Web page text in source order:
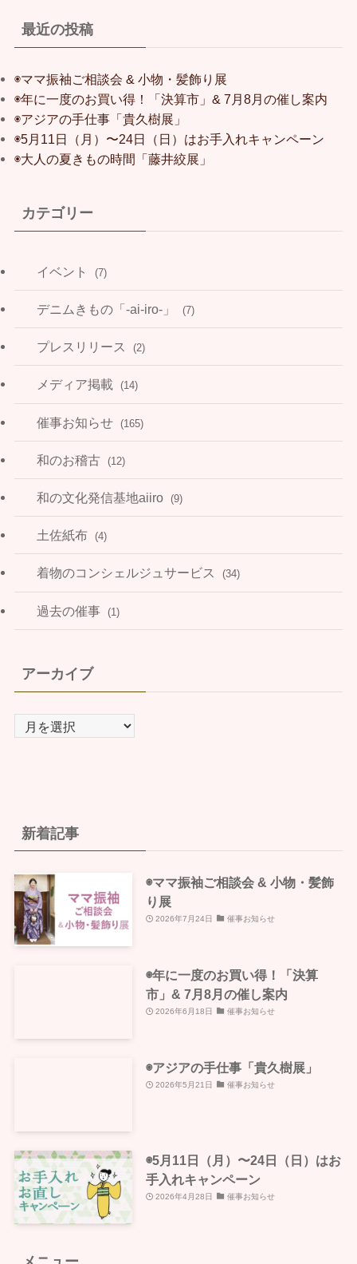
最近の投稿
◉ママ振袖ご相談会 & 小物・髪飾り展
◉年に一度のお買い得！「決算市」& 7月8月の催し案内
◉アジアの手仕事「貴久樹展」
◉5月11日（月）〜24日（日）はお手入れキャンペーン
◉大人の夏きもの時間「藤井絞展」
カテゴリー
イベント (7)
デニムきもの「-ai-iro-」 (7)
プレスリリース (2)
メディア掲載 (14)
催事お知らせ (165)
和のお稽古 (12)
和の文化発信基地aiiro (9)
土佐紙布 (4)
着物のコンシェルジュサービス (34)
過去の催事 (1)
アーカイブ
ー
新着記事
◉ママ振袖ご相談会 & 小物・髪飾
り展
2026年7月24日 催事お知らせ
◉年に一度のお買い得！「決算
市」& 7月8月の催し案内
2026年6月18日 催事お知らせ
◉アジアの手仕事「貴久樹展」
2026年5月21日 催事お知らせ
◉5月11日（月）〜24日（日）はお
手入れキャンペーン
2026年4月28日 催事お知らせ